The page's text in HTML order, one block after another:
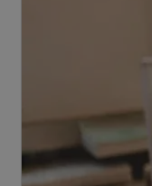
wat denkwerk aan
verliest u enkele
checklist staan we